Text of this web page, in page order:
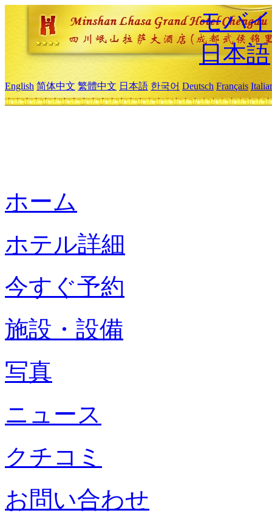
モバ
日本語
English 简体中文 繁體中文 日本語 한국어 Deutsch Français
ホーム
ホテル詳細
今すぐ予約
施設・設備
写真
ニュース
クチコミ
お問い合わせ